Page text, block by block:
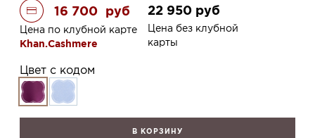
16 700 руб
Цена по клубной карте
Khan.Cashmere
22 950 руб
Цена без клубной
карты
Цвет с кодом
В КОРЗИНУ